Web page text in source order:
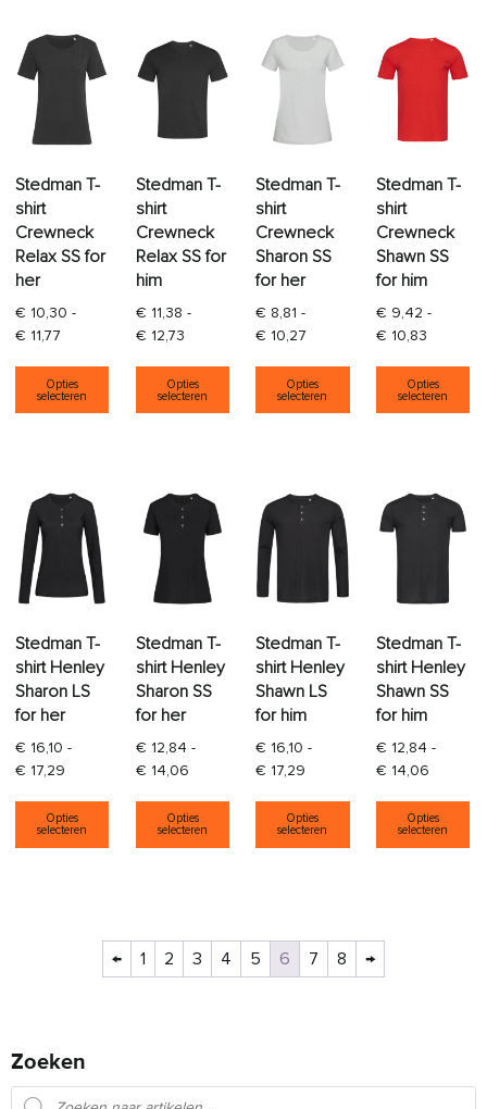
Stedman T-
shirt
Crewneck
Relax SS for
her
€ 10,30 -
€ 11,77 Prijsklasse: € 10,30 tot € 11,77
Opties
selecteren
Dit product heeft meerdere variaties. Deze optie
Stedman T-
shirt
Crewneck
Relax SS for
him
€ 11,38 -
€ 12,73Prijsklasse: € 11,38 tot € 12,73
Opties
selecteren
Dit product heeft meerdere
Stedman T-
shirt
Crewneck
Sharon SS
for her
€ 8,81 -
€ 10,27 Prijsklasse: € 8,81 tot €
Opties
selecteren
Dit product heeft
Stedman T-
shirt
Crewneck
Shawn SS
for him
€ 9,42 -
€ 10,83
Opties
selecteren
Stedman T-
shirt Henley
Sharon LS
for her
€ 16,10 -
€ 17,29 Prijsklasse: € 16,10 tot € 17,29
Opties
selecteren
Dit product heeft meerdere variaties. Deze optie
Stedman T-
shirt Henley
Sharon SS
for her
€ 12,84 -
€ 14,06Prijsklasse: € 12,84 tot € 14,06
Opties
selecteren
Dit product heeft meerdere
Stedman T-
shirt Henley
Shawn LS
for him
€ 16,10 -
€ 17,29 Prijsklasse: € 16,10 tot €
Opties
selecteren
Dit product heeft
Stedman T-
shirt Henley
Shawn SS
for him
€ 12,84 -
€ 14,06
Opties
selecteren
← 1 2 3 4 5 6 7 8 →
Zoeken
Producten zoeken